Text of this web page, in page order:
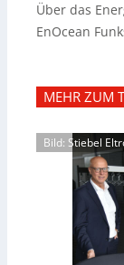
Über das
EnOcean
MEHR ZUM
Bild: Stiebel